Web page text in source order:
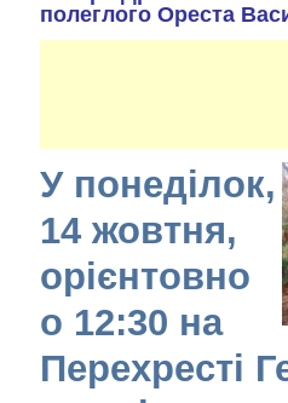
полеглого Ореста
У понеділок,
14 жовтня,
орієнтовно
о 12:30 на
Перехресті